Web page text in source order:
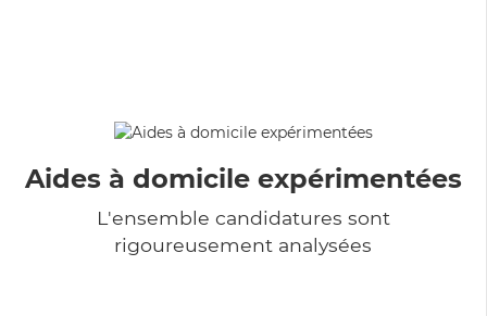
Aides à domicile expérimentées
L'ensemble candidatures sont
rigoureusement analysées